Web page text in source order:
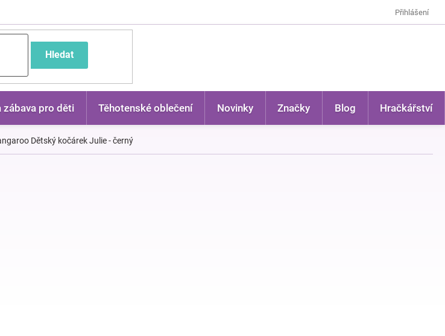
Přihlášení
Hledat
zábava pro děti Těhotenské oblečení Novinky Značky Blog Hračkářství
Dětský kočárek Julie - černý